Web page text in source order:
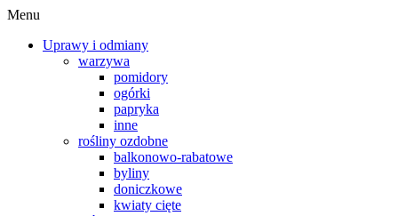
Menu
Uprawy i odmiany
warzywa
pomidory
ogórki
papryka
inne
rośliny ozdobne
balkonowo-rabatowe
byliny
doniczkowe
kwiaty cięte